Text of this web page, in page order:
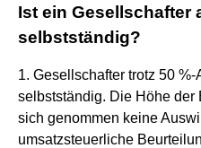
Ist ein Gesellschafter
selbstständig?
1. Gesellschafter trotz 50
selbstständig. Die Höhe der
sich genommen keine
umsatzsteuerliche